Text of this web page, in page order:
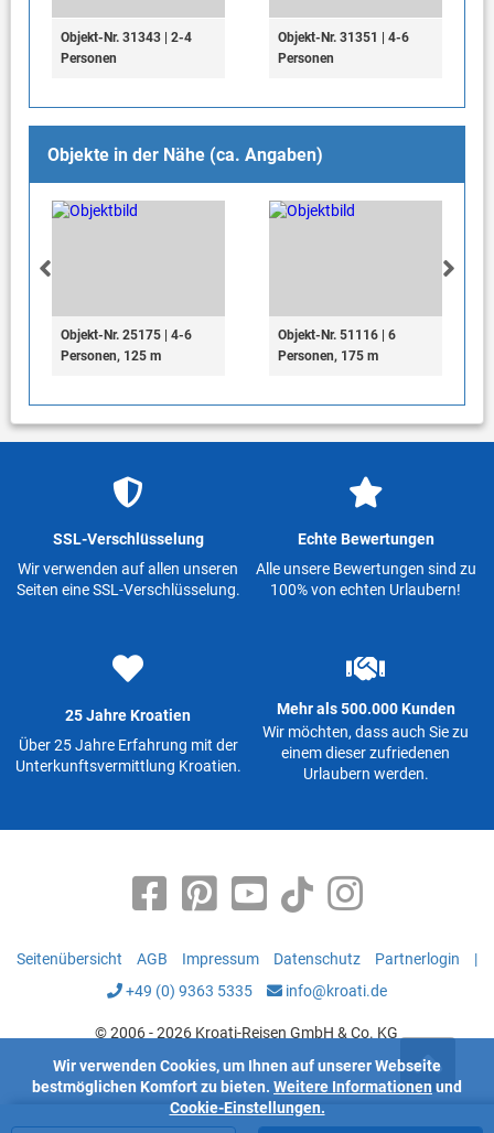
Objekt-Nr. 31343 | 2-4
Personen
Objekt-Nr. 31351 | 4-6
Personen
Objekte in der Nähe (ca. Angaben)
Objekt-Nr. 25175 | 4-6
Personen, 125 m
Objekt-Nr. 51116 | 6
Personen, 175 m
SSL-Verschlüsselung
Wir verwenden auf allen unseren
Seiten eine SSL-Verschlüsselung.
Echte Bewertungen
Alle unsere Bewertungen sind zu
100% von echten Urlaubern!
25 Jahre Kroatien
Über 25 Jahre Erfahrung mit der
Unterkunftsvermittlung Kroatien.
Mehr als 500.000 Kunden
Wir möchten, dass auch Sie zu
einem dieser zufriedenen
Urlaubern werden.
Seitenübersicht AGB Impressum Datenschutz Partnerlogin
|
+49 (0) 9363 5335
info@kroati.de
© 2006 - 2026 Kroati-Reisen GmbH & Co. KG
Wir verwenden Cookies, um Ihnen auf unserer Webseite
bestmöglichen Komfort zu bieten. Weitere Informationen und
Cookie-Einstellungen.